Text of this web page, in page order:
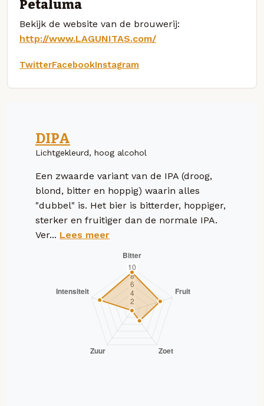
Petaluma
Bekijk de website van de brouwerij:
http://www.LAGUNITAS.com/
TwitterFacebookInstagram
DIPA
Lichtgekleurd, hoog alcohol
Een zwaarde variant van de IPA (droog,
blond, bitter en hoppig) waarin alles
"dubbel" is. Het bier is bitterder, hoppiger,
sterker en fruitiger dan de normale IPA.
Ver... Lees meer